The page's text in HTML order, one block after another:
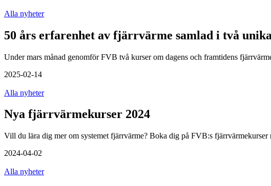
Alla nyheter
50 års erfarenhet av fjärrvärme samlad i två
Under mars månad genomför FVB två kurser om dagens och framtidens
2025-02-14
Alla nyheter
Nya fjärrvärmekurser 2024
Vill du lära dig mer om systemet fjärrvärme? Boka dig på FVB:s
2024-04-02
Alla nyheter